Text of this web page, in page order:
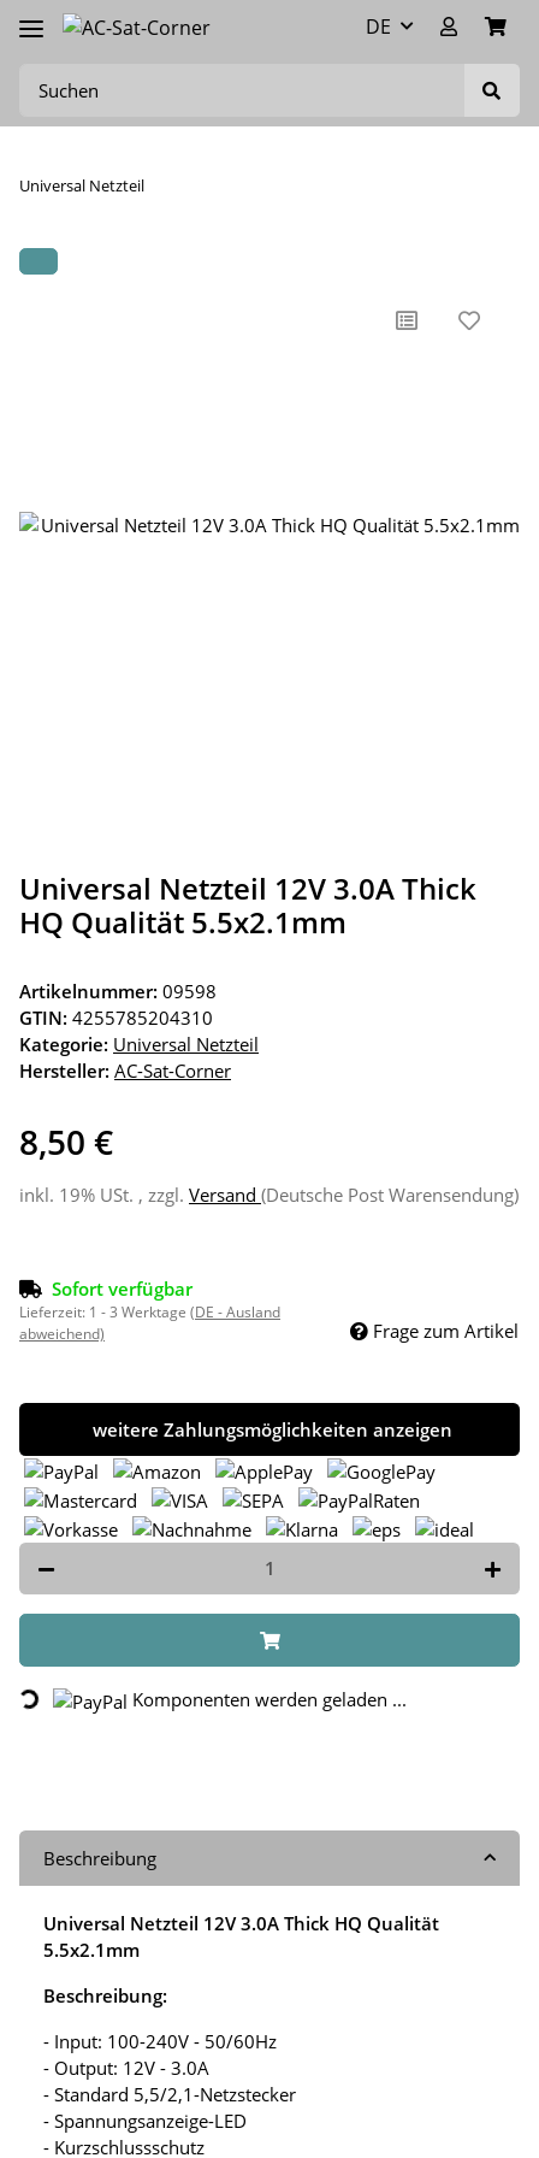
DE
Universal Netzteil
Universal Netzteil 12V 3.0A Thick
HQ Qualität 5.5x2.1mm
Artikelnummer: 09598
GTIN: 4255785204310
Kategorie: Universal Netzteil
Hersteller: AC-Sat-Corner
8,50 €
inkl. 19% USt. , zzgl. Versand (Deutsche Post Warensendung)
Sofort verfügbar
Lieferzeit: 1 - 3 Werktage (DE - Ausland
abweichend)
Frage zum Artikel
weitere Zahlungsmöglichkeiten anzeigen
Loading... Komponenten werden geladen ...
Beschreibung
Universal Netzteil 12V 3.0A Thick HQ Qualität
5.5x2.1mm
Beschreibung:
- Input: 100-240V - 50/60Hz
- Output: 12V - 3.0A
- Standard 5,5/2,1-Netzstecker
- Spannungsanzeige-LED
- Kurzschlussschutz